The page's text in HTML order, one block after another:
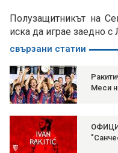
Полузащитникът на
иска да играе заедно
свързани статии
Меси